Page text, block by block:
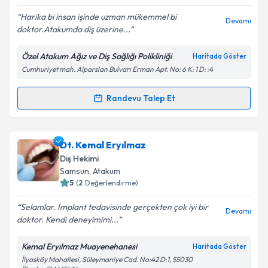
Kişisel verilerimin işlenmesine ilişkin
Aydınlatma
Metni'ni okudum ve kişisel verilerimin belirtilen
kapsamda işlenmesini kabul ediyorum.
Harika bi insan işinde uzman mükemmel bi
doktor.Atakumda diş üzerine...
Devamı
Özel Atakum Ağız ve Diş Sağlığı Polikliniği Haritada Göster
Cumhuriyet mah. Alparslan Bulvarı Erman Apt. No: 6 K: 1 D: :4
Randevu Talep Et
Randevu Takvimi Talebi
Dt. Erman Ürer için randevu takvimi talebi oluşturun.
Size bu uzmandan randevu almanız için bir takvim
hazırlandığında e-posta ile bilgilendireceğiz.
Kişisel verilerimin işlenmesine ilişkin
Aydınlatma
Metni'ni okudum ve kişisel verilerimin belirtilen
Dt. Kemal Eryılmaz
Diş Hekimi
Samsun, Atakum
5 (2 Değerlendirme)
Selamlar. İmplant tedavisinde gerçekten çok iyi bir
doktor. Kendi deneyimimi...
Devamı
Kemal Eryılmaz Muayenehanesi Haritada Göster
İlyasköy Mahallesi, Süleymaniye Cad. No:42 D:1, 55030